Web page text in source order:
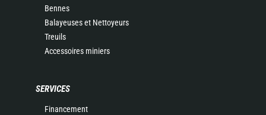
Bennes
Balayeuses et Nettoyeurs
Treuils
Accessoires miniers
SERVICES
Financement